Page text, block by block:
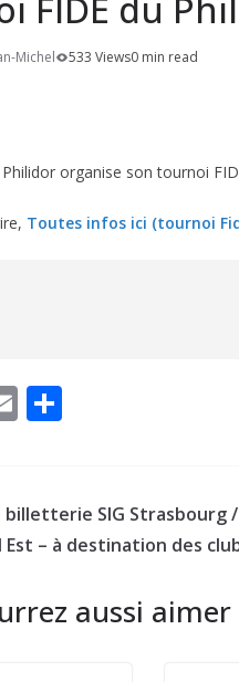
Michel 533 Views0 min read
organise son tournoi
Toutes infos ici (tournoi
E
l g
er
SIG Strasbourg /
Est – à destination des
aussi aimer